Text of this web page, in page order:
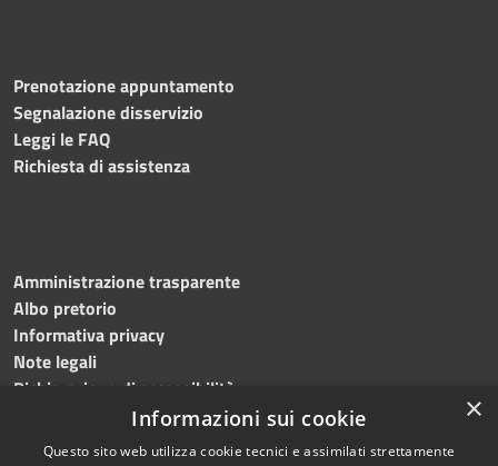
Prenotazione appuntamento
Segnalazione disservizio
Leggi le FAQ
Richiesta di assistenza
Amministrazione trasparente
Albo pretorio
Informativa privacy
Note legali
Dichiarazione di accessibilità
Obiettivi accessibilità 2026
×
Informazioni sui cookie
Questo sito web utilizza cookie tecnici e assimilati strettamente